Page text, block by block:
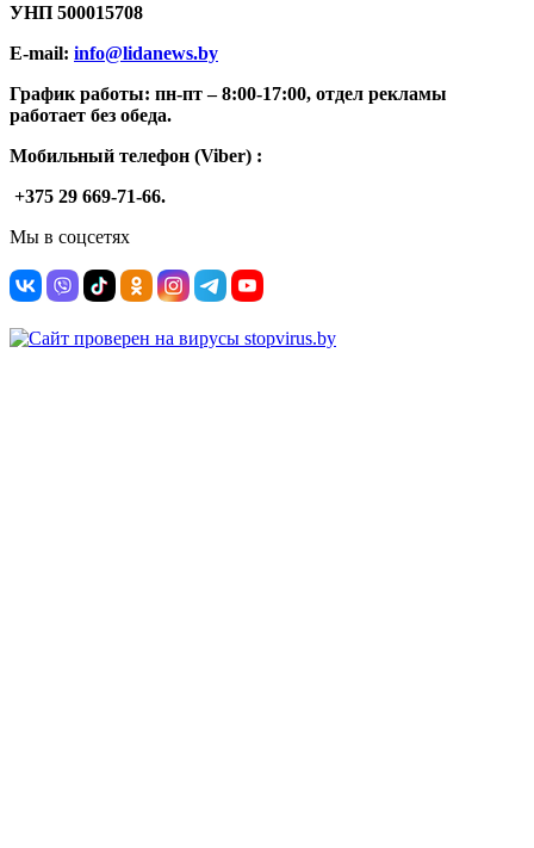
УНП 500015708
E-mail: info@lidanews.by
График работы: пн-пт –8:00-17:00, отдел рекламы
работает без обеда.
Мобильный телефон (Viber) :
+375 29 669-71-66.
Мы в соцсетях